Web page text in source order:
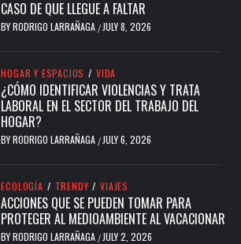
CASO DE QUE LLEGUE A FALTAR
BYRODRIGO LARRAÑAGA / JULY 8, 2026
HOGAR Y ESPACIOS / VIDA
¿CÓMO IDENTIFICAR VIOLENCIAS Y TRATA
LABORAL EN EL SECTOR DEL TRABAJO DEL
HOGAR?
BYRODRIGO LARRAÑAGA / JULY 6, 2026
ECOLOGÍA / TRENDY / VIAJES
ACCIONES QUE SE PUEDEN TOMAR PARA
PROTEGER AL MEDIOAMBIENTE AL VACACIONAR
BYRODRIGO LARRAÑAGA / JULY 2, 2026